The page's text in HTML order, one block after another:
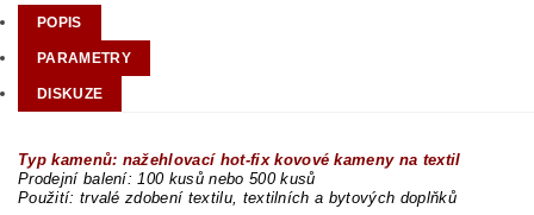
POPIS
PARAMETRY
DISKUZE
Typ kamenů: nažehlovací hot-fix kovové kameny na textil
Prodejní balení: 100 kusů nebo 500 kusů
Použití: trvalé zdobení textilu, textilních a bytových doplňků